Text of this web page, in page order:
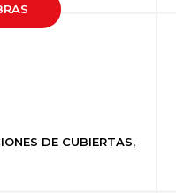
DE CUBIERTAS,